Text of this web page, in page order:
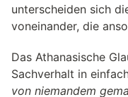
unterscheiden sich
voneinander, die
Das Athanasische
Sachverhalt in
von niemandem